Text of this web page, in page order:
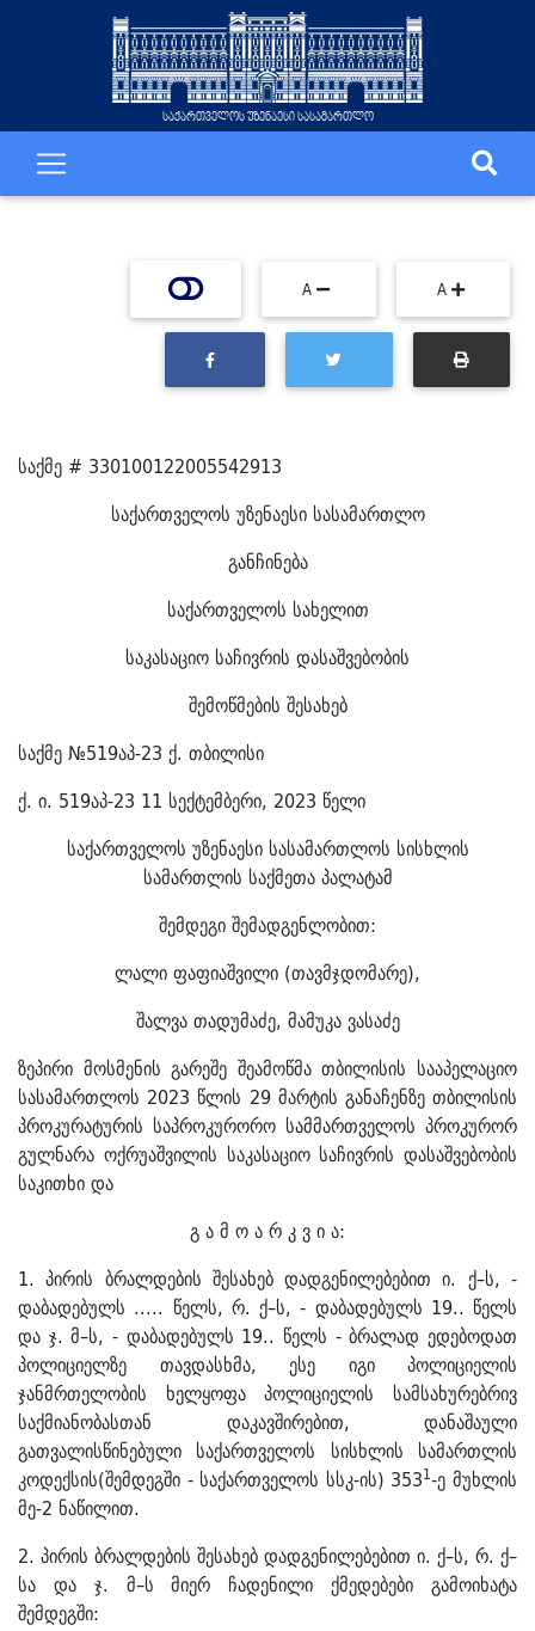
საქართველოს უზენაესი სასამართლო
A A
საქმე # 330100122005542913
საქართველოს უზენაესი სასამართლო
განჩინება
საქართველოს სახელით
საკასაციო საჩივრის დასაშვებობის
შემოწმების შესახებ
საქმე №519აპ-23 ქ. თბილისი
ქ. ი. 519აპ-23 11 სექტემბერი, 2023 წელი
საქართველოს უზენაესი სასამართლოს სისხლის
სამართლის საქმეთა პალატამ
შემდეგი შემადგენლობით:
ლალი ფაფიაშვილი (თავმჯდომარე),
შალვა თადუმაძე, მამუკა ვასაძე
ზეპირი მოსმენის გარეშე შეამოწმა თბილისის სააპელაციო
სასამართლოს 2023 წლის 29 მარტის განაჩენზე თბილისის
პროკურატურის საპროკურორო სამმართველოს პროკურორ
გულნარა ოქრუაშვილის საკასაციო საჩივრის დასაშვებობის
საკითხი და
გ ა მ ო ა რ კ ვ ი ა:
1. პირის ბრალდების შესახებ დადგენილებებით ი. ქ–ს, -
დაბადებულს ..... წელს, რ. ქ–ს, - დაბადებულს 19.. წელს
და ჯ. მ–ს, - დაბადებულს 19.. წელს - ბრალად ედებოდათ
პოლიციელზე თავდასხმა, ესე იგი პოლიციელის
ჯანმრთელობის ხელყოფა პოლიციელის სამსახურებრივ
საქმიანობასთან დაკავშირებით, დანაშაული
გათვალისწინებული საქართველოს სისხლის სამართლის
კოდექსის(შემდეგში - საქართველოს სსკ-ის) 3531-ე მუხლის
მე-2 ნაწილით.
2. პირის ბრალდების შესახებ დადგენილებებით ი. ქ–ს, რ. ქ–
სა და ჯ. მ–ს მიერ ჩადენილი ქმედებები გამოიხატა
შემდეგში: